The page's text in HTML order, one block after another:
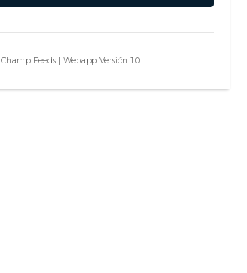
Champ Feeds | Webapp Versión 1.0